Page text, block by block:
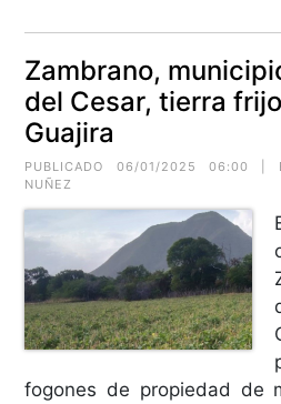
Zambrano,
del Cesar, tierra
Guajira
PUBLICADO 06/01/2025 06:00 |
NUÑEZ
fogones de propiedad de